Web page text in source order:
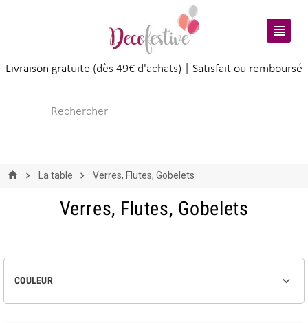

Livraison gratuite (dès 49€ d'achats) | Satisfait ou remboursé
La table Verres, Flutes, Gobelets
Verres, Flutes, Gobelets
COULEUR 